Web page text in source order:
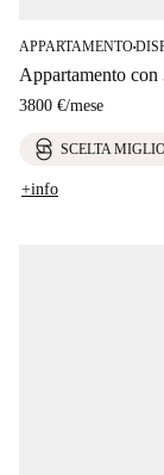
APPARTAMENTO■
Appartamento con
3800 €/mese
SCELTA
+info